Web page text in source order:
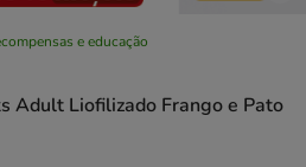
e educação
Adult Liofilizado Frango e Pato